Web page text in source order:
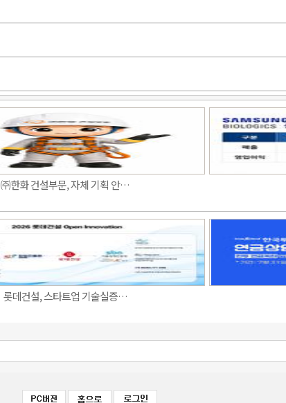
㈜한화 건설부문, 자체 기획 안…
롯데건설, 스타트업 기술실증…